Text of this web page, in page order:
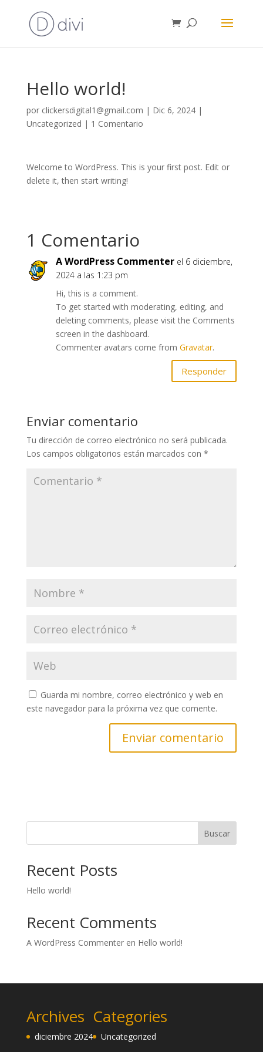
Hello world!
por clickersdigital1@gmail.com | Dic 6, 2024|
Uncategorized | 1 Comentario
Welcome to WordPress. This is your first post. Edit or
delete it, then start writing!
1 Comentario
A WordPress Commenter el 6 diciembre,
2024 a las 1:23 pm
Hi, this is a comment.
To get started with moderating, editing, and
deleting comments, please visit the Comments
screen in the dashboard.
Commenter avatars come from Gravatar.
Responder
Enviar comentario
Tu dirección de correo electrónico no será publicada.
Los campos obligatorios están marcados con *
Guarda mi nombre, correo electrónico y web en
este navegador para la próxima vez que comente.
Buscar
Recent Posts
Hello world!
Recent Comments
A WordPress Commenteren Hello world!
Archives
diciembre 2024
Categories
Uncategorized